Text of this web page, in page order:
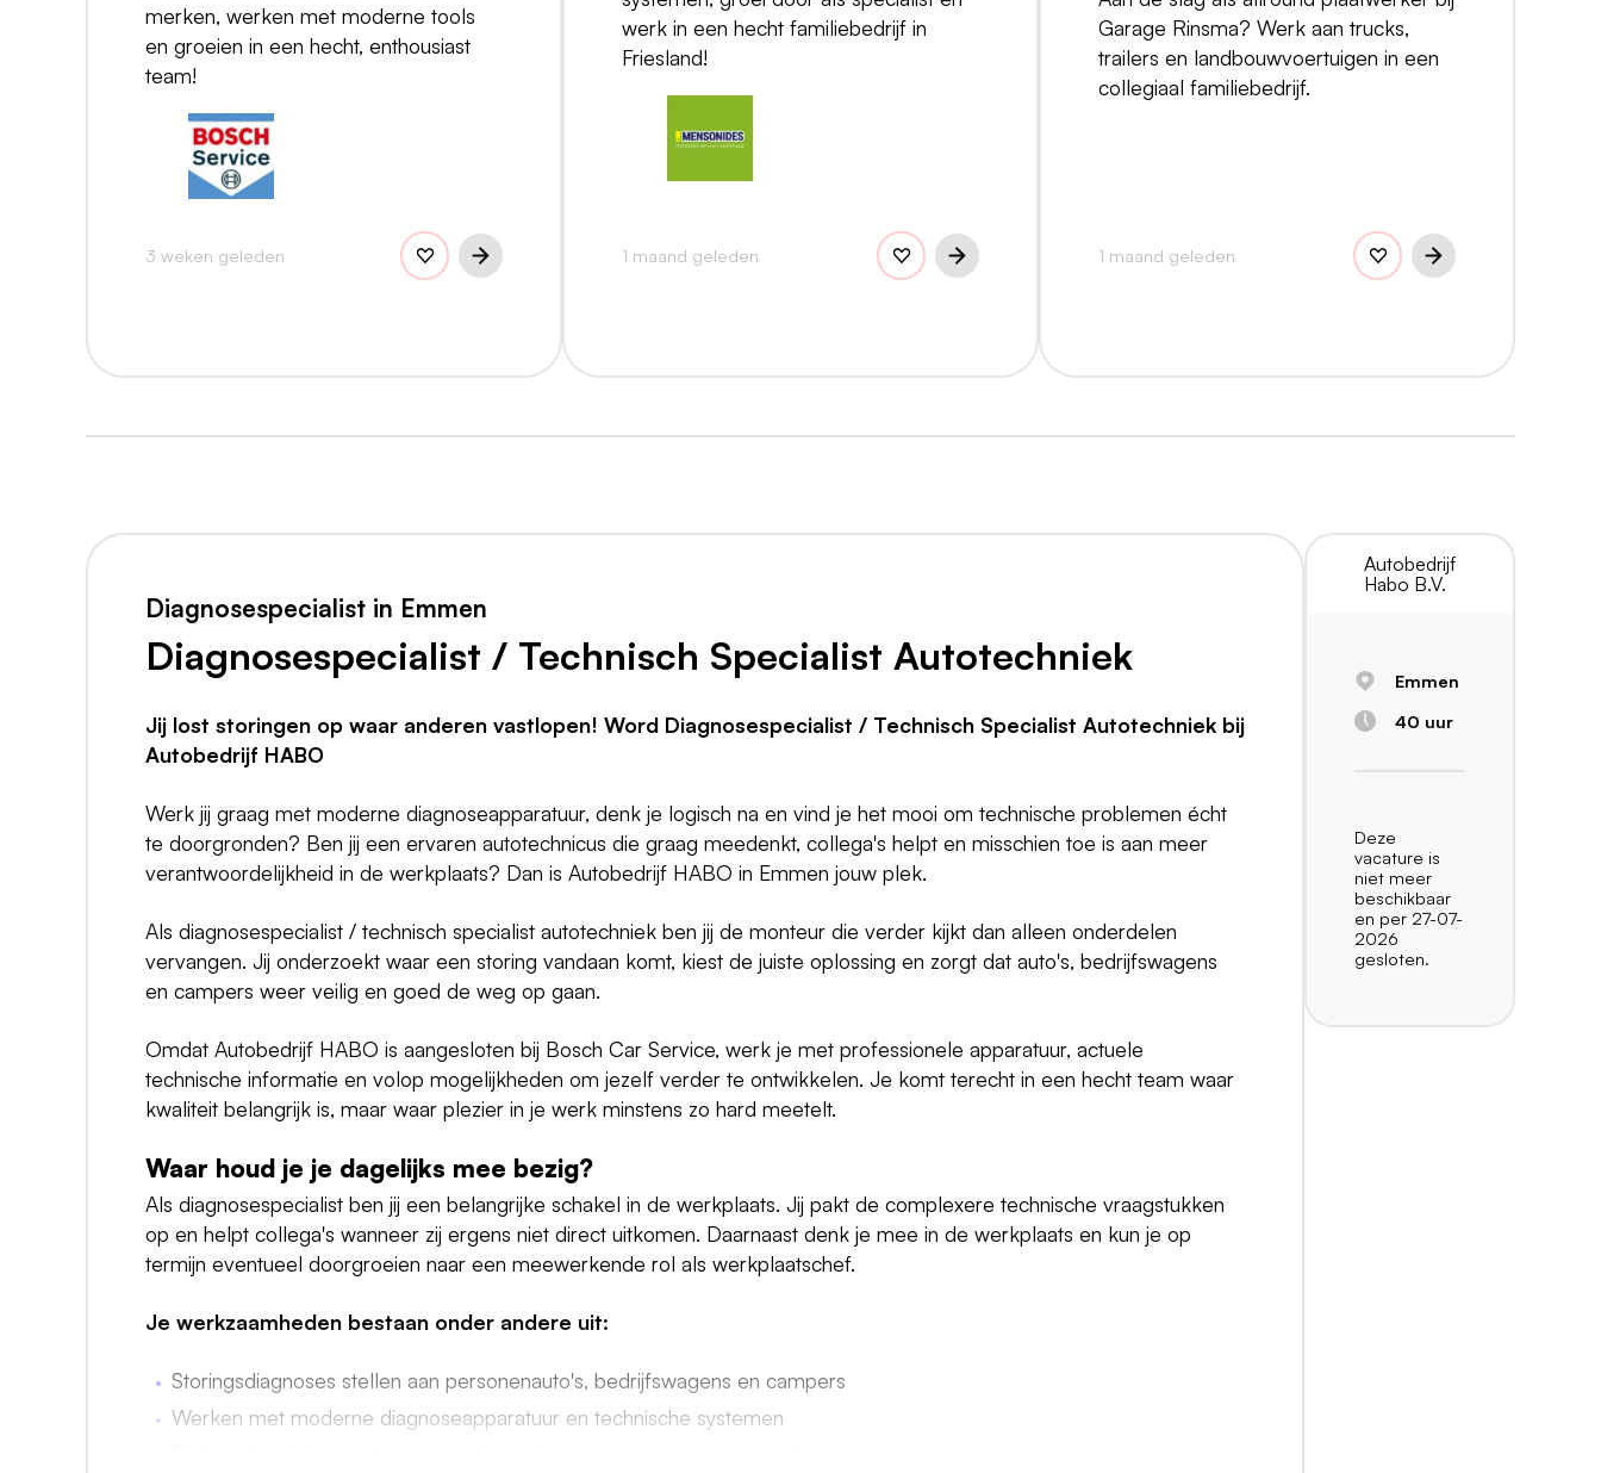
merken, werken met moderne tools
en groeien in een hecht, enthousiast
team!
3 weken geleden
werk in een hecht familiebedrijf in
Friesland!
1 maand geleden
Garage Rinsma? Werk aan trucks,
trailers en landbouwvoertuigen in een
collegiaal familiebedrijf.
1 maand geleden
Diagnosespecialist in Emmen
Diagnosespecialist / Technisch Specialist Autotechniek
Jij lost storingen op waar anderen vastlopen! Word Diagnosespecialist / Technisch Specialist Autotechniek bij
Autobedrijf HABO
Werk jij graag met moderne diagnoseapparatuur, denk je logisch na en vind je het mooi om technische problemen écht
te doorgronden? Ben jij een ervaren autotechnicus die graag meedenkt, collega's helpt en misschien toe is aan meer
verantwoordelijkheid in de werkplaats? Dan is Autobedrijf HABO in Emmen jouw plek.
Als diagnosespecialist / technisch specialist autotechniek ben jij de monteur die verder kijkt dan alleen onderdelen
vervangen. Jij onderzoekt waar een storing vandaan komt, kiest de juiste oplossing en zorgt dat auto's, bedrijfswagens
en campers weer veilig en goed de weg op gaan.
Omdat Autobedrijf HABO is aangesloten bij Bosch Car Service, werk je met professionele apparatuur, actuele
technische informatie en volop mogelijkheden om jezelf verder te ontwikkelen. Je komt terecht in een hecht team waar
kwaliteit belangrijk is, maar waar plezier in je werk minstens zo hard meetelt.
Waar houd je je dagelijks mee bezig?
Als diagnosespecialist ben jij een belangrijke schakel in de werkplaats. Jij pakt de complexere technische vraagstukken
op en helpt collega's wanneer zij ergens niet direct uitkomen. Daarnaast denk je mee in de werkplaats en kun je op
termijn eventueel doorgroeien naar een meewerkende rol als werkplaatschef.
Je werkzaamheden bestaan onder andere uit:
Storingsdiagnoses stellen aan personenauto's, bedrijfswagens en campers
Werken met moderne diagnoseapparatuur en technische systemen
Autobedrijf
Habo B.V.
Emmen
40 uur
Deze
vacature is
niet meer
beschikbaar
en per 27-07-
2026
gesloten.